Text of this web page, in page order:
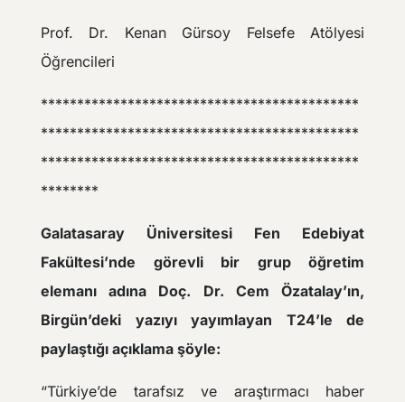
Prof. Dr. Kenan Gürsoy Felsefe Atölyesi
Öğrencileri
********************************************
********************************************
********************************************
********
Galatasaray Üniversitesi Fen Edebiyat
Fakültesi’nde görevli bir grup öğretim
elemanı adına Doç. Dr. Cem Özatalay’ın,
Birgün’deki yazıyı yayımlayan T24’le de
paylaştığı açıklama şöyle:
“Türkiye’de tarafsız ve araştırmacı haber